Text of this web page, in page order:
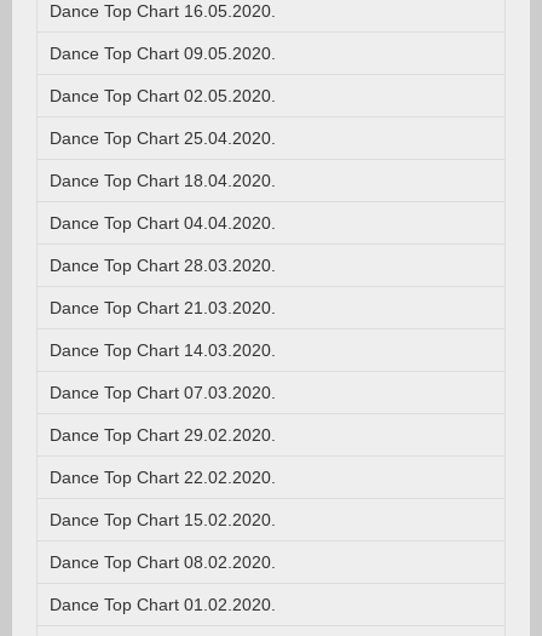
Dance Top Chart 16.05.2020.
Dance Top Chart 09.05.2020.
Dance Top Chart 02.05.2020.
Dance Top Chart 25.04.2020.
Dance Top Chart 18.04.2020.
Dance Top Chart 04.04.2020.
Dance Top Chart 28.03.2020.
Dance Top Chart 21.03.2020.
Dance Top Chart 14.03.2020.
Dance Top Chart 07.03.2020.
Dance Top Chart 29.02.2020.
Dance Top Chart 22.02.2020.
Dance Top Chart 15.02.2020.
Dance Top Chart 08.02.2020.
Dance Top Chart 01.02.2020.